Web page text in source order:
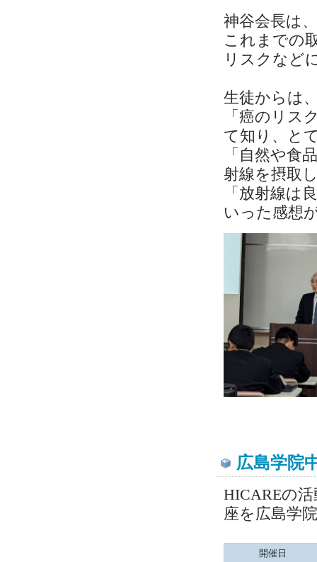
神谷会長は
これまでの
リスクなど
生徒からは
「癌のリス
て知り、と
「自然や食
射線を摂取
「放射線は
いった感想
広島学院
HICAREの
座を広島学
開催日